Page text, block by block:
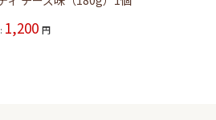
1,200 円